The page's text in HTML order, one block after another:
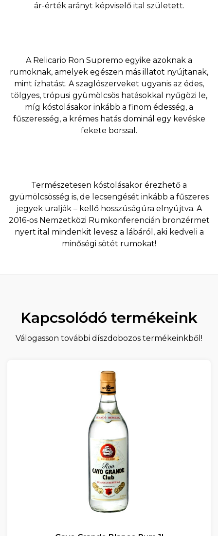
ár-érték arányt képviselő ital született.
A Relicario Ron Supremo egyike azoknak a
rumoknak, amelyek egészen más illatot nyújtanak,
mint ízhatást. A szaglószerveket ugyanis az édes,
tölgyes, trópusi gyümölcsös hatásokkal nyűgözi le,
míg kóstolásakor inkább a finom édesség, a
fűszeresség, a krémes hatás dominál egy kevéske
fekete borssal.
Természetesen kóstolásakor érezhető a
gyümölcsösség is, de lecsengését inkább a fűszeres
jegyek uralják – kellő hosszúságúra elnyújtva. A
2016-os Nemzetközi Rumkonferencián bronzérmet
nyert ital mindenkit levesz a lábáról, aki kedveli a
minőségi sötét rumokat!
Kapcsolódó termékeink
Válogasson további díszdobozos termékeinkből!